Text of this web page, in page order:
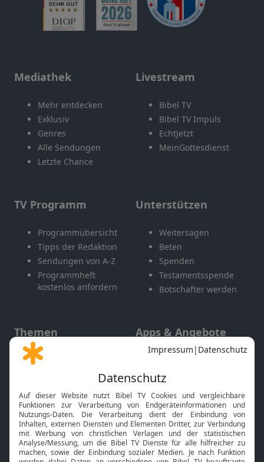
Mediathek
Mehr entdecken
Exklusiv
Genres
Alle Sendungen
Letzte Chance
Livestream
Bibel TV
Bibel TV Impuls
EchtJetzt
MeinGottesdienst
TV Programm
Programmübersicht
Tipps der Redaktion
Sendungen von A-Z
Programmheft
kostenlos anfordern
Unterstützen
Weitersagen
Beten
Spenden
Testamentsspende
Botschafter werden
Themen
Gott und Bibel erklärt
Neuigkeiten
Apps & Angebote
Mobile App
Smart TV
HbbTV
Bibelthek Online-Bibel
Nächster Gottesdienst